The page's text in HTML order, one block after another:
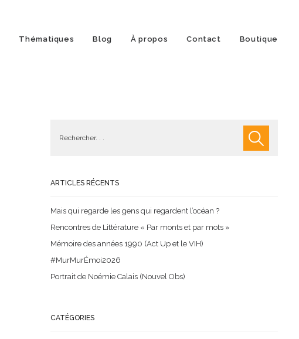
Thématiques Blog À propos Contact Boutique
ARTICLES RÉCENTS
Mais qui regarde les gens qui regardent l’océan ?
Rencontres de Littérature « Par monts et par mots »
Mémoire des années 1990 (Act Up et le VIH)
#MurMurÉmoi2026
Portrait de Noémie Calais (Nouvel Obs)
CATÉGORIES